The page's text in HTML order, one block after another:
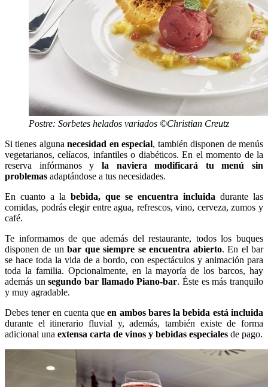
Postre: Sorbetes helados variados ©Christian Creutz
Si tienes algunanecesidad en especial, también disponen de menús
vegetarianos, celíacos, infantiles o diabéticos. En el momento de la
reserva infórmanos y la naviera modificará tu menú sin
problemas adaptándose a tus necesidades.
En cuanto a la bebida, que se encuentra incluida durante las
comidas, podrás elegir entre agua, refrescos, vino, cerveza, zumos y
café.
Te informamos de que además del restaurante, todos los buques
disponen de unbar que siempre se encuentra abierto. En el bar
se hace toda la vida de a bordo, con espectáculos y animación para
toda la familia. Opcionalmente, en la mayoría de los barcos, hay
además unsegundo bar llamado Piano-bar. Éste es más tranquilo
y muy agradable.
Debes tener en cuenta queen ambos bares la bebida está incluida
durante el itinerario fluvial y, además, también existe de forma
adicional una extensa carta de vinos y bebidas especiales de pago.